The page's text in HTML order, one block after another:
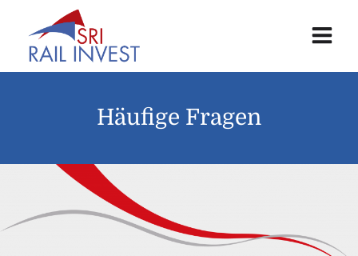
Häufige Fragen